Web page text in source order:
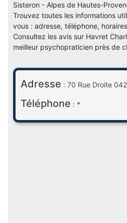
Sisteron - Alpes de Hautes-
Trouvez toutes les informations
vous : adresse, téléphone,
Consultez les avis sur Havret
meilleur psychopraticien près de
Adresse : 70 Rue Droite
Téléphone : *